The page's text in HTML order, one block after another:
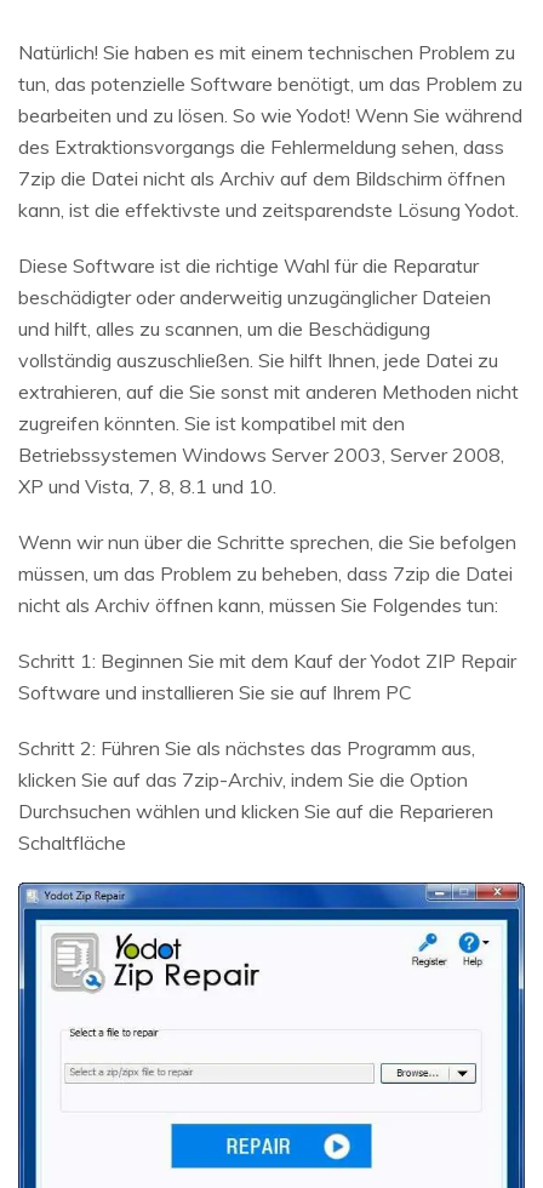
Natürlich! Sie haben es mit einem technischen Problem zu
tun, das potenzielle Software benötigt, um das Problem zu
bearbeiten und zu lösen. So wie Yodot! Wenn Sie während
des Extraktionsvorgangs die Fehlermeldung sehen, dass
7zip die Datei nicht als Archiv auf dem Bildschirm öffnen
kann, ist die effektivste und zeitsparendste Lösung Yodot.
Diese Software ist die richtige Wahl für die Reparatur
beschädigter oder anderweitig unzugänglicher Dateien
und hilft, alles zu scannen, um die Beschädigung
vollständig auszuschließen. Sie hilft Ihnen, jede Datei zu
extrahieren, auf die Sie sonst mit anderen Methoden nicht
zugreifen könnten. Sie ist kompatibel mit den
Betriebssystemen Windows Server 2003, Server 2008,
XP und Vista, 7, 8, 8.1 und 10.
Wenn wir nun über die Schritte sprechen, die Sie befolgen
müssen, um das Problem zu beheben, dass 7zip die Datei
nicht als Archiv öffnen kann, müssen Sie Folgendes tun:
Schritt 1: Beginnen Sie mit dem Kauf der Yodot ZIP Repair
Software und installieren Sie sie auf Ihrem PC
Schritt 2: Führen Sie als nächstes das Programm aus,
klicken Sie auf das 7zip-Archiv, indem Sie die Option
Durchsuchen wählen und klicken Sie auf die Reparieren
Schaltfläche